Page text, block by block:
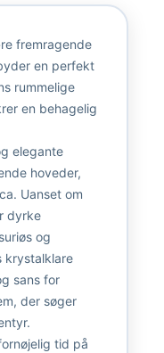
fremragende
en perfekt
rummelige
en behagelig
elegante
hoveder,
Uanset om
dyrke
og
krystalklare
sans for
der søger
tid på